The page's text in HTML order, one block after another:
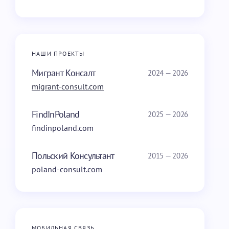
НАШИ ПРОЕКТЫ
Мигрант Консалт 2024 — 2026
migrant-consult.com
FindInPoland 2025 — 2026
findinpoland.com
Польский Консультант 2015 — 2026
poland-consult.com